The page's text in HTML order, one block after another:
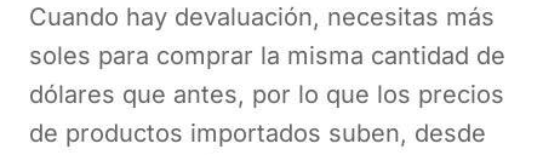
Cuando hay devaluación, necesitas más
soles para comprar la misma cantidad de
dólares que antes, por lo que los precios
de productos importados suben, desde